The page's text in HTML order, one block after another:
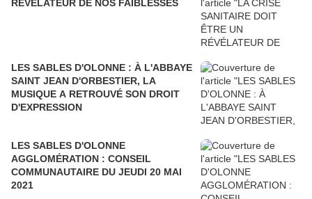
RÉVÉLATEUR DE NOS FAIBLESSES
LES SABLES D'OLONNE : À L'ABBAYE
SAINT JEAN D'ORBESTIER, LA
MUSIQUE A RETROUVÉ SON DROIT
D'EXPRESSION
LES SABLES D'OLONNE
AGGLOMÉRATION : CONSEIL
COMMUNAUTAIRE DU JEUDI 20 MAI
2021